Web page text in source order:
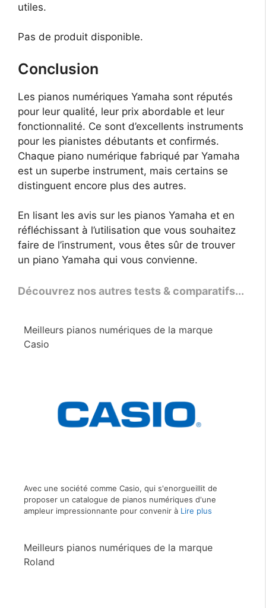
utiles.
Pas de produit disponible.
Conclusion
Les pianos numériques Yamaha sont réputés
pour leur qualité, leur prix abordable et leur
fonctionnalité. Ce sont d’excellents instruments
pour les pianistes débutants et confirmés.
Chaque piano numérique fabriqué par Yamaha
est un superbe instrument, mais certains se
distinguent encore plus des autres.
En lisant les avis sur les pianos Yamaha et en
réfléchissant à l’utilisation que vous souhaitez
faire de l’instrument, vous êtes sûr de trouver
un piano Yamaha qui vous convienne.
Découvrez nos autres tests & comparatifs...
Meilleurs pianos numériques de la marque
Casio
Avec une société comme Casio, qui s'enorgueillit de
proposer un catalogue de pianos numériques d'une
ampleur impressionnante pour convenir à Lire plus
Meilleurs pianos numériques de la marque
Roland